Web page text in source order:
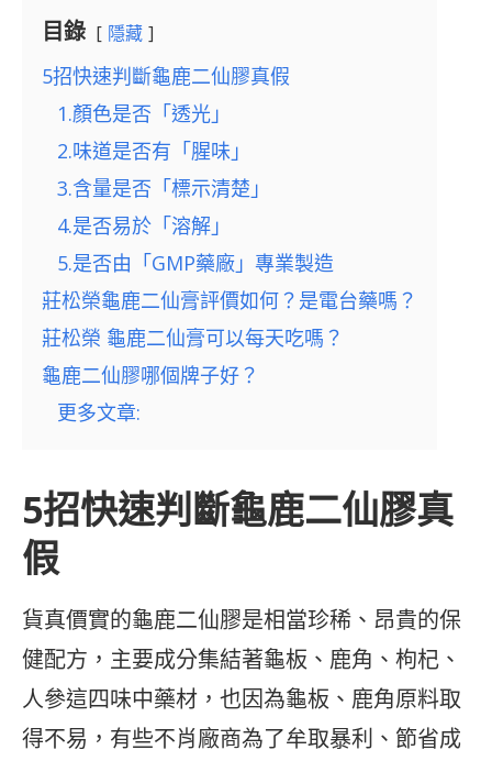
目錄 隱藏
5招快速判斷龜鹿二仙膠真假
1.顏色是否「透光」
2.味道是否有「腥味」
3.含量是否「標示清楚」
4.是否易於「溶解」
5.是否由「GMP藥廠」專業製造
莊松榮龜鹿二仙膏評價如何？是電台藥嗎？
莊松榮 龜鹿二仙膏可以每天吃嗎？
龜鹿二仙膠哪個牌子好？
更多文章:
5招快速判斷龜鹿二仙膠真
假
貨真價實的龜鹿二仙膠是相當珍稀、昂貴的保
健配方，主要成分集結著龜板、鹿角、枸杞、
人參這四味中藥材，也因為龜板、鹿角原料取
得不易，有些不肖廠商為了牟取暴利、節省成